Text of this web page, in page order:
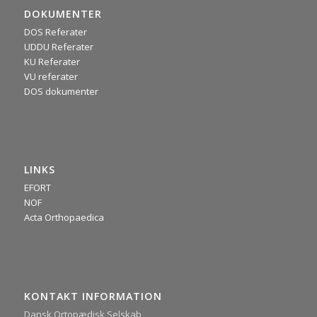
DOKUMENTER
DOS Referater
UDDU Referater
KU Referater
VU referater
DOS dokumenter
LINKS
EFORT
NOF
Acta Orthopaedica
KONTAKT INFORMATION
Dansk Ortopædisk Selskab